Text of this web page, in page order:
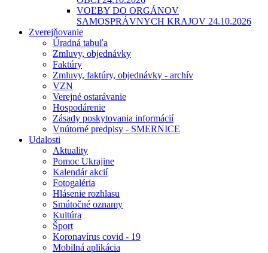
VOĽBY DO ORGÁNOV
SAMOSPRÁVNYCH KRAJOV 24.10.2026
Zverejňovanie
Úradná tabuľa
Zmluvy, objednávky
Faktúry
Zmluvy, faktúry, objednávky - archív
VZN
Verejné ostarávanie
Hospodárenie
Zásady poskytovania informácií
Vnútorné predpisy - SMERNICE
Udalosti
Aktuality
Pomoc Ukrajine
Kalendár akcií
Fotogaléria
Hlásenie rozhlasu
Smútočné oznamy
Kultúra
Šport
Koronavírus covid - 19
Mobilná aplikácia